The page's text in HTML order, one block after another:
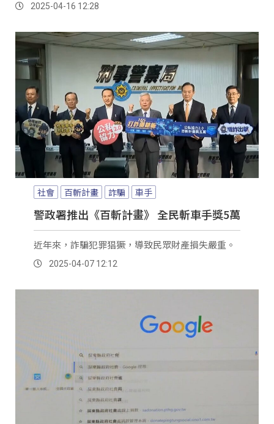
2025-04-16 12:28
社會 百斬計畫 詐騙 車手
警政署推出《百斬計畫》 全民斬車手獎5萬
近年來，詐騙犯罪猖獗，導致民眾財產損失嚴重。
2025-04-07 12:12